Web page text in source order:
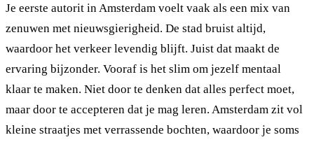
Je eerste autorit in Amsterdam voelt vaak als een mix van
zenuwen met nieuwsgierigheid. De stad bruist altijd,
waardoor het verkeer levendig blijft. Juist dat maakt de
ervaring bijzonder. Vooraf is het slim om jezelf mentaal
klaar te maken. Niet door te denken dat alles perfect moet,
maar door te accepteren dat je mag leren. Amsterdam zit vol
kleine straatjes met verrassende bochten, waardoor je soms